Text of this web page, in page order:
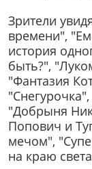
Зрители
времени",
история
быть?",
"Фантазия
"Добрыня
Попович и
мечом",
на краю